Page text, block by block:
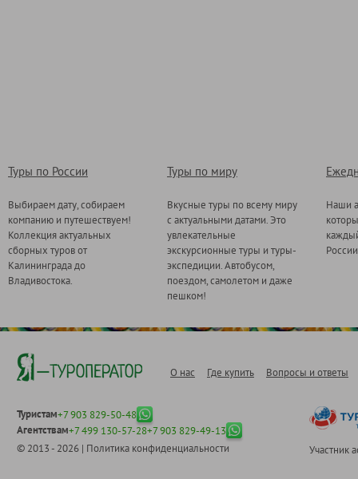
Туры по России
Выбираем дату, собираем
компанию и путешествуем!
Коллекция актуальных
сборных туров от
Калининграда до
Владивостока.
Туры по миру
Вкусные туры по всему миру
с актуальными датами. Это
увлекательные
экскурсионные туры и туры-
экспедиции. Автобусом,
поездом, самолетом и даже
пешком!
Наши
О нас Где купить Вопросы и ответы
Туристам+7 903 829-50-48
Агентствам+7 499 130-57-28+7 903 829-49-13
© 2013 - 2026 | Политика конфиденциальности Участник